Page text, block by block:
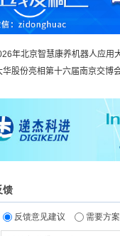
年北京智慧康养机器人应用
华股份亮相第十六届南京交博